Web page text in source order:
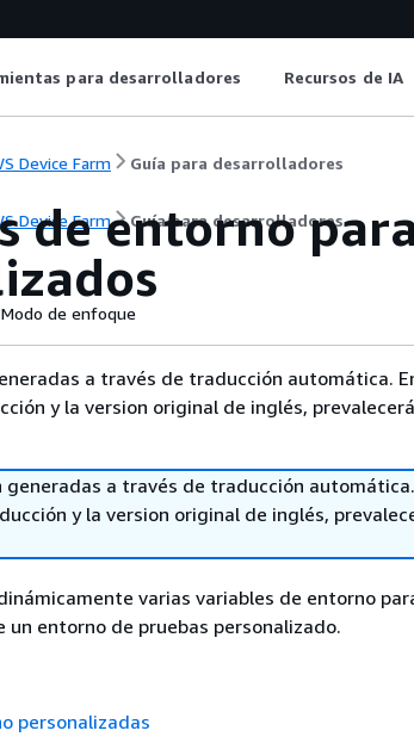
para desarrolladores Recursos de IA
Device Farm Guía para desarrolladores
Device Farm Guía para desarrolladores
de entorno
Modo de enfoque
a través de traducción automática.
y la version original de inglés,
generadas a través de traducción
y la version original de inglés,
varias variables de entorno
un entorno de pruebas personalizado.
personalizadas